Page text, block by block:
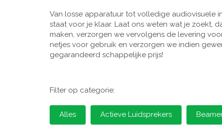
Van losse apparatuur tot volledige audiovisuele
staat voor je klaar. Laat ons weten wat je zoekt,
maken, verzorgen we vervolgens de levering
netjes voor gebruik en verzorgen we indien
gegarandeerd schappelijke prijs!
Filter op categorie:
Alles Actieve Luidsprekers